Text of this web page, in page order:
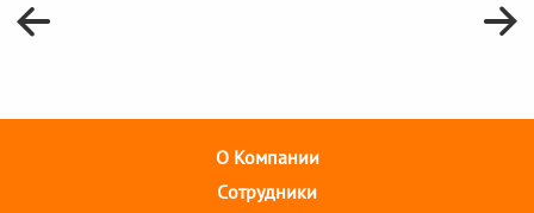
О Компании
Cотрудники